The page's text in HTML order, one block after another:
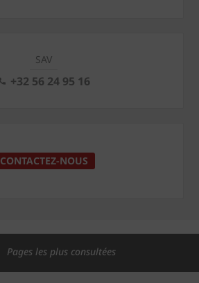
SAV
+32 56 24 95 16
CONTACTEZ-NOUS
Pages les plus consultées